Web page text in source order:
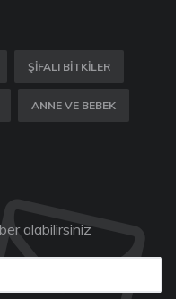
ŞIFALI BITKILER
ANNE VE BEBEK
alabilirsiniz